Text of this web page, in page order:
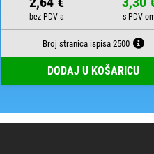
Broj stranica ispisa 2500
DODAJ U KOŠARICU